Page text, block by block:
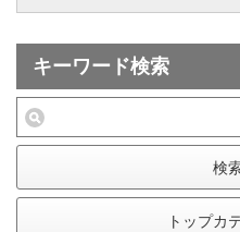
キーワード検索
検
トップカ